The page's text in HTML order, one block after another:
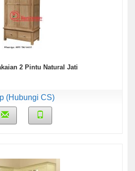
2 Pintu Natural Jati
(Hubungi CS)